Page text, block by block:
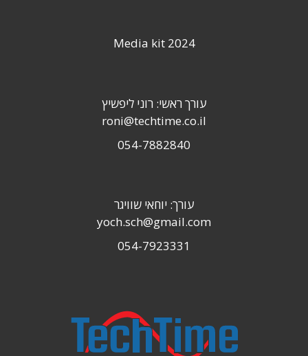
Media kit 2024
עורך ראשי: רוני ליפשיץ
roni@techtime.co.il
054-7882840
עורך: יוחאי שוויגר
yoch.sch@gmail.com
054-7923331